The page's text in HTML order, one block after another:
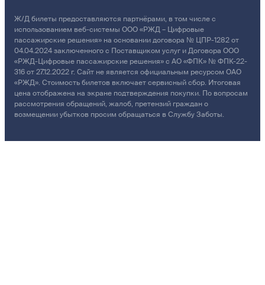
Ж/Д билеты предоставляются партнёрами, в том числе с
использованием веб-системы ООО «РЖД – Цифровые
пассажирские решения» на основании договора № ЦПР-1282 от
04.04.2024 заключенного с Поставщиком услуг и Договора ООО
«РЖД-Цифровые пассажирские решения» с АО «ФПК» № ФПК-22-
316 от 27.12.2022 г. Сайт не является официальным ресурсом ОАО
«РЖД». Стоимость билетов включает сервисный сбор. Итоговая
цена отображена на экране подтверждения покупки. По вопросам
рассмотрения обращений, жалоб, претензий граждан о
возмещении убытков просим обращаться в Службу Заботы.